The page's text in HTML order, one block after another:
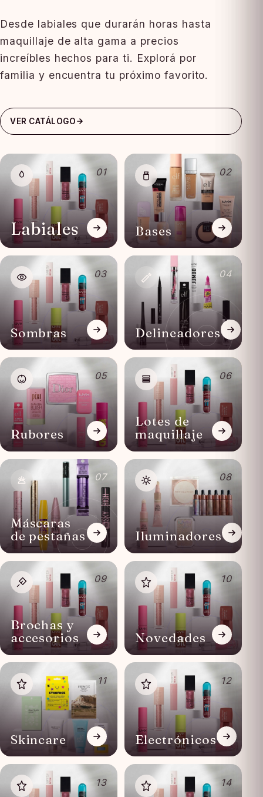
Desde labiales que durarán horas hasta
maquillaje de alta gama a precios
increíbles hechos para ti. Explorá por
familia y encuentra tu próximo favorito.
VER CATÁLOGO
01
Labiales
02
Bases
03
Sombras
04
Delineadores
05
Rubores
06
Lotes de
maquillaje
07
Máscaras
de pestañas
08
Iluminadores
09
Brochas y
accesorios
10
Novedades
11
Skincare
12
Electrónicos
13 14